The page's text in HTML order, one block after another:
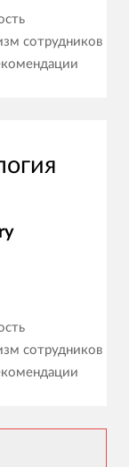
сотрудников
сотрудников